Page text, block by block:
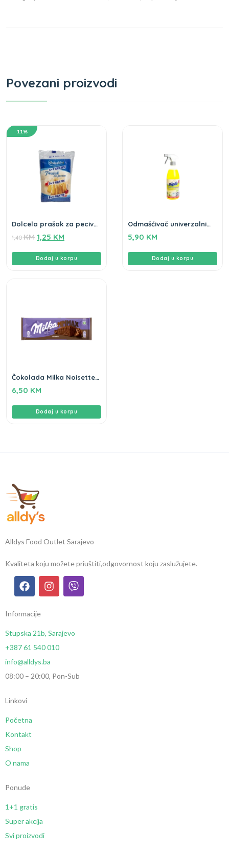
Povezani proizvodi
11%
Dolcela prašak za pecivo
1,40KM 1,25 KM
Dodaj u korpu
Odmašćivač univerzalni
5,90 KM
Dodaj u korpu
Čokolada Milka Noisette
6,50 KM
Dodaj u korpu
Alldys Food Outlet Sarajevo
Kvaliteta koju možete priuštiti,odgovornost koju zaslužujete.
Informacije
Stupska 21b, Sarajevo
+387 61 540 010
info@alldys.ba
08:00 – 20:00, Pon-Sub
Linkovi
Početna
Kontakt
Shop
O nama
Ponude
1+1 gratis
Super akcija
Svi proizvodi